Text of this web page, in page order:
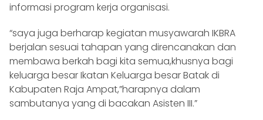
informasi program kerja organisasi.
“saya juga berharap kegiatan musyawarah IKBRA
berjalan sesuai tahapan yang direncanakan dan
membawa berkah bagi kita semua,khusnya bagi
keluarga besar Ikatan Keluarga besar Batak di
Kabupaten Raja Ampat,”harapnya dalam
sambutanya yang di bacakan Asisten III.”